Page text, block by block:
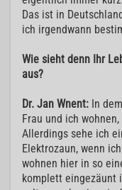
Das ist in
ich irgendwann
Wie sieht denn Ihr
aus?
Dr. Jan Wnent: In
Frau und ich
Allerdings sehe ich
Elektrozaun, wenn
wohnen hier in so
komplett eingezäunt